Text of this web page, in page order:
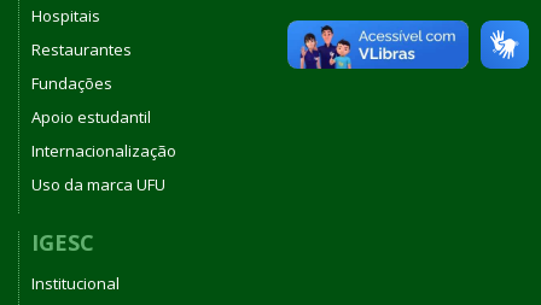
Hospitais
Restaurantes
Fundações
Apoio estudantil
Internacionalização
Uso da marca UFU
IGESC
Institucional